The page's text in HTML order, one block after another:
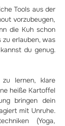
Tools aus der
vorzubeugen,
die Kuh schon
zu erlauben, was
du genug.
lernen, klare
heiße Kartoffel
bringen dein
mit Unruhe.
(Yoga,